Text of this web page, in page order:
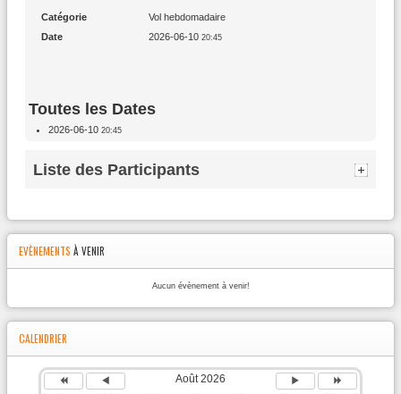
Catégorie
Vol hebdomadaire
Date
2026-06-10 20:45
Toutes les Dates
2026-06-10 20:45
Liste des Participants
Charlie Oscar(1)
2026-06-10 - 20:45
EVÈNEMENTS À VENIR
Aucun évènement à venir!
CALENDRIER
Août 2026